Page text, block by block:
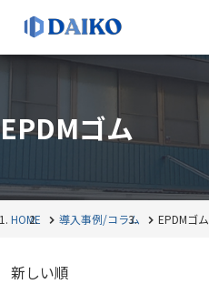
EPDMゴム
HOME 導入事例/コラム EPDMゴム
新しい順